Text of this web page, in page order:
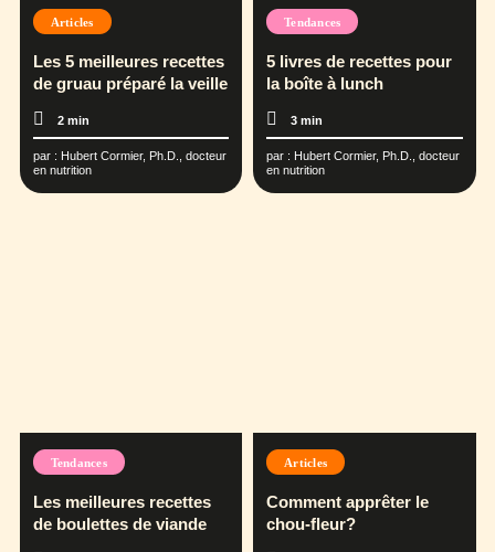
Articles
Les 5 meilleures recettes
de gruau préparé la veille
2 min
par : Hubert Cormier, Ph.D., docteur
en nutrition
Tendances
5 livres de recettes pour
la boîte à lunch
3 min
par : Hubert Cormier, Ph.D., docteur
en nutrition
Tendances
Les meilleures recettes
de boulettes de viande
Articles
Comment apprêter le
chou-fleur?